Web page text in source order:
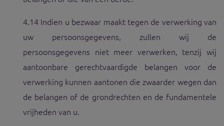
4.14 Indien u bezwaar maakt tegen de verwerking van
uw persoonsgegevens, zullen wij de
persoonsgegevens niet meer verwerken, tenzij wij
aantoonbare gerechtvaardigde belangen voor de
verwerking kunnen aantonen die zwaarder wegen dan
de belangen of de grondrechten en de fundamentele
vrijheden van u.